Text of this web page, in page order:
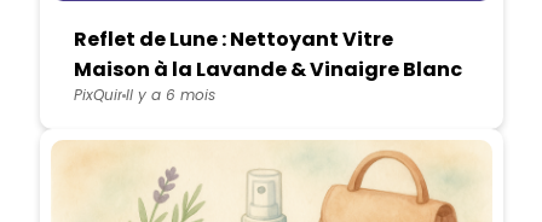
Reflet de Lune : Nettoyant Vitre
Maison à la Lavande & Vinaigre Blanc
PixQuirIl y a 6 mois